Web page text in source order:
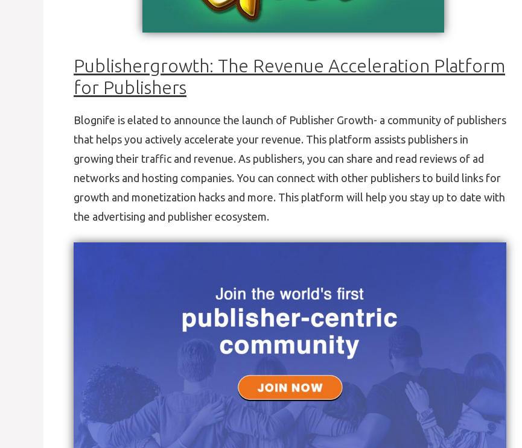
Publishergrowth: The Revenue Acceleration Platform
for Publishers
Blognife is elated to announce the launch of Publisher Growth- a community of publishers
that helps you actively accelerate your revenue. This platform assists publishers in
growing their traffic and revenue. As publishers, you can share and read reviews of ad
networks and hosting companies. You can connect with other publishers to build links for
growth and monetization hacks and more. This platform will help you stay up to date with
the advertising and publisher ecosystem.